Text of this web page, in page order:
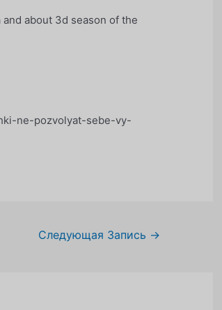
and about 3d season of the
ne-pozvolyat-sebe-vy-
Следующая Запись →